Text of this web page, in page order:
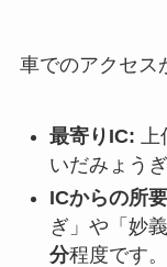
車でのアクセス
最寄りIC:
いだみょうぎ
ICからの所
ぎ」や「妙
分程度です。